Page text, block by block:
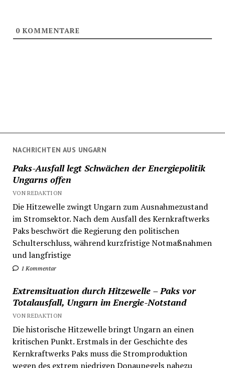
NACHRICHTEN AUS UNGARN
Paks-Ausfall legt Schwächen der Energiepolitik
Ungarns offen
VON REDAKTION
Die Hitzewelle zwingt Ungarn zum Ausnahmezustand
im Stromsektor. Nach dem Ausfall des Kernkraftwerks
Paks beschwört die Regierung den politischen
Schulterschluss, während kurzfristige Notmaßnahmen
und langfristige
1 Kommentar
Extremsituation durch Hitzewelle – Paks vor
Totalausfall, Ungarn im Energie-Notstand
VON REDAKTION
Die historische Hitzewelle bringt Ungarn an einen
kritischen Punkt. Erstmals in der Geschichte des
Kernkraftwerks Paks muss die Stromproduktion
wegen des extrem niedrigen Donaupegels nahezu
0KOMMENTARE